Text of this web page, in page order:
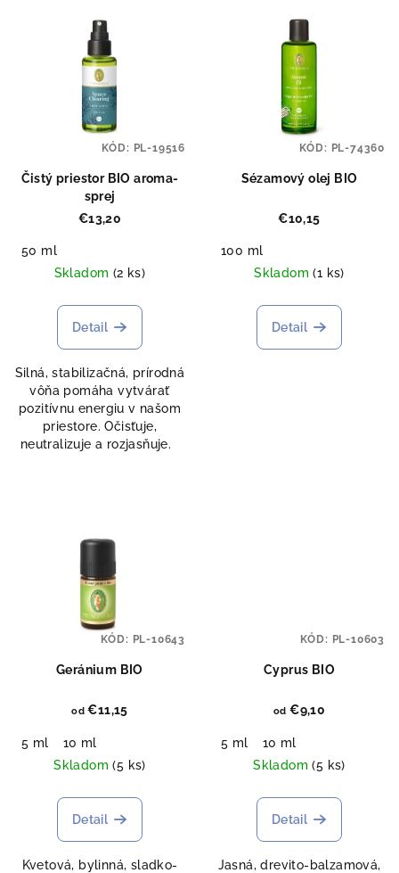
Čistý priestor BIO aroma-
sprej
€13,20
50 ml
Skladom (2 ks)
Detail
Silná, stabilizačná, prírodná
vôňa pomáha vytvárať
pozitívnu energiu v našom
priestore. Očisťuje,
neutralizuje a rozjasňuje.
KÓD: PL-19516
Sézamový olej BIO
€10,15
100 ml
Skladom(1 ks)
Detail
KÓD: PL-74360
Geránium BIO
od €11,15
5 ml
10 ml
Skladom(5 ks)
Detail
Kvetová, bylinná, sladko-
KÓD: PL-10643
Cyprus BIO
od €9,10
5 ml
10 ml
Skladom(5 ks)
Detail
Jasná, drevito-balzamová,
KÓD: PL-10603